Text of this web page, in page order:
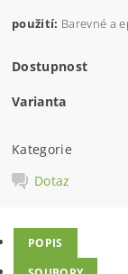
použití: Barevné a
Dostupnost
Varianta
Kategorie
Dotaz
POPIS